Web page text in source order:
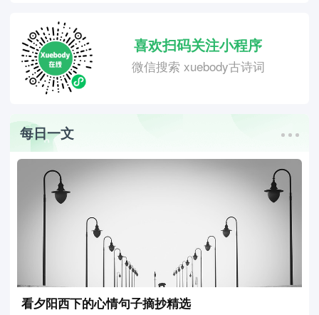
喜欢扫码关注小程序
微信搜索 xuebody古诗词
每日一文
看夕阳西下的心情句子摘抄精选